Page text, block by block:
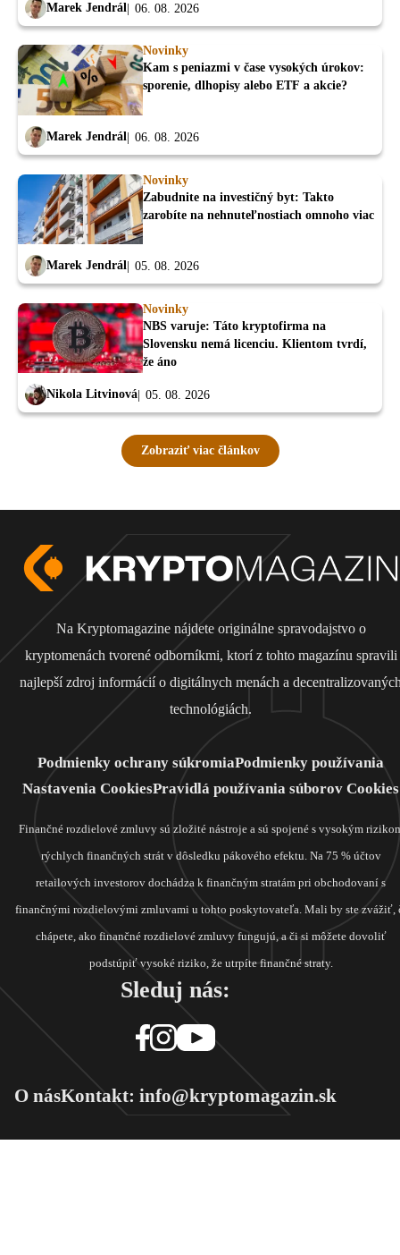
Marek Jendrál 06. 08. 2026
Novinky
Kam s peniazmi v čase vysokých úrokov:
sporenie, dlhopisy alebo ETF a akcie?
Marek Jendrál 06. 08. 2026
Novinky
Zabudnite na investičný byt: Takto
zarobíte na nehnuteľnostiach omnoho viac
Marek Jendrál 05. 08. 2026
Novinky
NBS varuje: Táto kryptofirma na
Slovensku nemá licenciu. Klientom tvrdí,
že áno
Nikola Litvinová 05. 08. 2026
Zobraziť viac článkov
Na Kryptomagazine nájdete originálne spravodajstvo o
kryptomenách tvorené odborníkmi, ktorí z tohto magazínu spravili
najlepší zdroj informácií o digitálnych menách a
technológiách.
Podmienky ochrany súkromiaPodmienky používania
Nastavenia CookiesPravidlá používania súborov Cookies
Finančné rozdielové zmluvy sú zložité nástroje a sú spojené s vysokým
rýchlych finančných strát v dôsledku pákového efektu. Na 75 % účtov
retailových investorov dochádza k finančným stratám pri obchodovaní s
finančnými rozdielovými zmluvami u tohto poskytovateľa. Mali by ste zvážiť,
chápete, ako finančné rozdielové zmluvy fungujú, a či si môžete dovoliť
podstúpiť vysoké riziko, že utrpíte finančné straty.
Sleduj nás:
O násKontakt: info@kryptomagazin.sk